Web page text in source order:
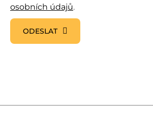
osobních údajů.
ODESLAT